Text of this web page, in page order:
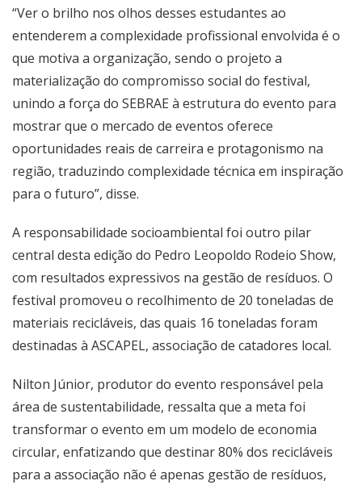
“Ver o brilho nos olhos desses estudantes ao
entenderem a complexidade profissional envolvida é o
que motiva a organização, sendo o projeto a
materialização do compromisso social do festival,
unindo a força do SEBRAE à estrutura do evento para
mostrar que o mercado de eventos oferece
oportunidades reais de carreira e protagonismo na
região, traduzindo complexidade técnica em inspiração
para o futuro”, disse.
A responsabilidade socioambiental foi outro pilar
central desta edição do Pedro Leopoldo Rodeio Show,
com resultados expressivos na gestão de resíduos. O
festival promoveu o recolhimento de 20 toneladas de
materiais recicláveis, das quais 16 toneladas foram
destinadas à ASCAPEL, associação de catadores local.
Nilton Júnior, produtor do evento responsável pela
área de sustentabilidade, ressalta que a meta foi
transformar o evento em um modelo de economia
circular, enfatizando que destinar 80% dos recicláveis
para a associação não é apenas gestão de resíduos,